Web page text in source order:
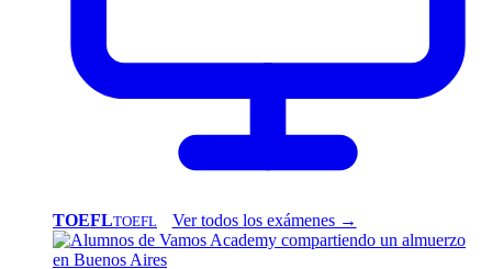
TOEFLTOEFL Ver todos los exámenes →